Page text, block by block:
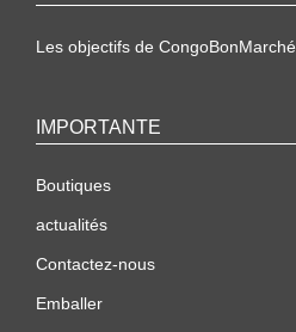
Les objectifs de CongoBonMarché.
IMPORTANTE
Boutiques
actualités
Contactez-nous
Emballer